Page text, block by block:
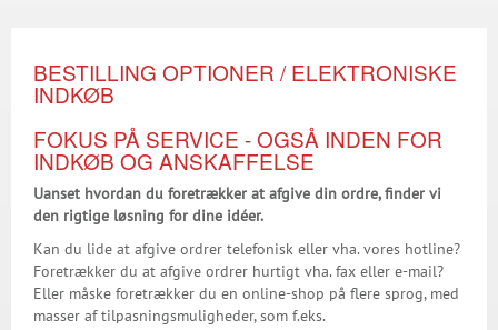
BESTILLING OPTIONER / ELEKTRONISKE
INDKØB
FOKUS PÅ SERVICE - OGSÅ INDEN FOR
INDKØB OG ANSKAFFELSE
Uanset hvordan du foretrækker at afgive din ordre, finder vi
den rigtige løsning for dine idéer.
Kan du lide at afgive ordrer telefonisk eller vha. vores hotline?
Foretrækker du at afgive ordrer hurtigt vha. fax eller e-mail?
Eller måske foretrækker du en online-shop på flere sprog, med
masser af tilpasningsmuligheder, som f.eks.